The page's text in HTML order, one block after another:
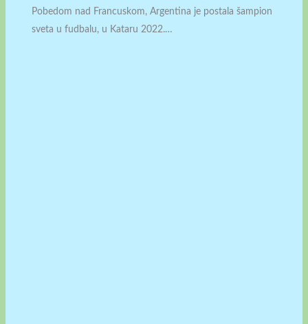
Pobedom nad Francuskom, Argentina je postala šampion
sveta u fudbalu, u Kataru 2022.…